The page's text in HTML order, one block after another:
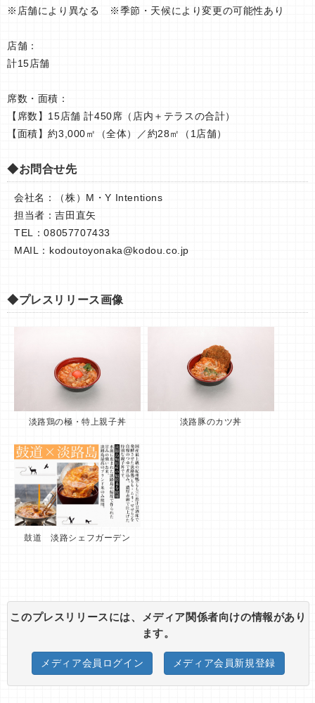
※店舗により異なる ※季節・天候により変更の可能性あり
店舗：
計15店舗
席数・面積：
【席数】15店舗 計450席（店内＋テラスの合計）
【面積】約3,000㎡（全体）／約28㎡（1店舗）
◆お問合せ先
会社名：（株）M・Y Intentions
担当者：吉田直矢
TEL：08057707433
MAIL： kodoutoyonaka@kodou.co.jp
◆プレスリリース画像
淡路鶏の極・特上親子丼 淡路豚のカツ丼
鼓道 淡路シェフガーデン
このプレスリリースには、メディア関係者向けの情報があり
ます。
メディア会員ログイン メディア会員新規登録